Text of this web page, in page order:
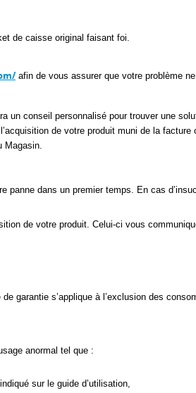
de caisse original faisant foi.
afin de vous assurer que votre problème
un conseil personnalisé pour trouver une
de votre produit muni de la
Magasin.
panne dans un premier temps. En cas
de votre produit. Celui-ci vous
garantie s’applique à l’exclusion des
anormal tel que :
sur le guide d’utilisation,